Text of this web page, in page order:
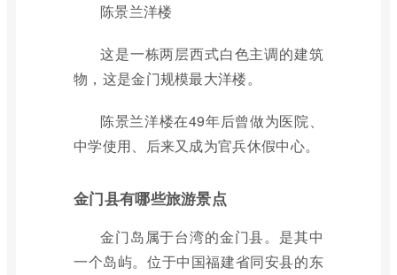
陈景兰洋楼
这是一栋两层西式白色主调的建筑
物，这是金门规模最大洋楼。
陈景兰洋楼在49年后曾做为医院、
中学使用、后来又成为官兵休假中心。
金门县有哪些旅游景点
金门岛属于台湾的金门县。是其中
一个岛屿。位于中国福建省同安县的东